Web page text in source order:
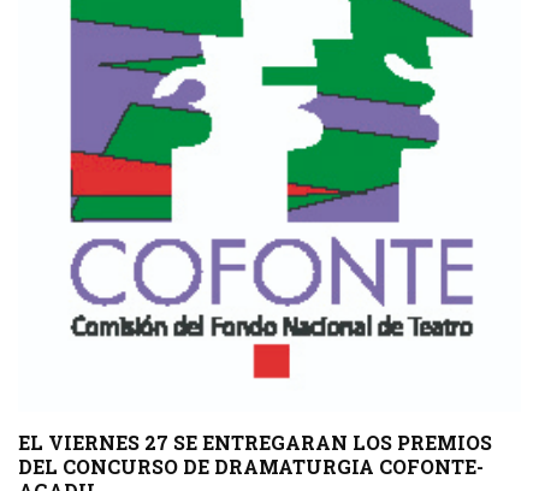
EL VIERNES 27 SE ENTREGARAN LOS PREMIOS
DEL CONCURSO DE DRAMATURGIA COFONTE-